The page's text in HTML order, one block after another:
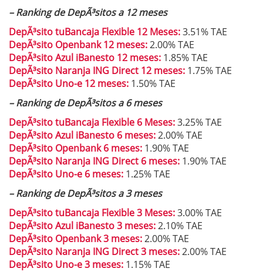
– Ranking de DepÃ³sitos a 12 meses
DepÃ³sito tuBancaja Flexible 12 Meses:3.51% TAE
DepÃ³sito Openbank 12 meses:2.00% TAE
DepÃ³sito Azul iBanesto 12 meses: 1.85% TAE
DepÃ³sito Naranja ING Direct 12 meses: 1.75% TAE
DepÃ³sito Uno-e 12 meses: 1.50% TAE
– Ranking de DepÃ³sitos a 6 meses
DepÃ³sito tuBancaja Flexible 6 Meses:3.25% TAE
DepÃ³sito Azul iBanesto 6 meses:2.00% TAE
DepÃ³sito Openbank 6 meses: 1.90% TAE
DepÃ³sito Naranja ING Direct 6 meses: 1.90% TAE
DepÃ³sito Uno-e 6 meses: 1.25% TAE
– Ranking de DepÃ³sitos a 3 meses
DepÃ³sito tuBancaja Flexible 3 Meses:3.00% TAE
DepÃ³sito Azul iBanesto 3 meses:2.10% TAE
DepÃ³sito Openbank 3 meses:2.00% TAE
DepÃ³sito Naranja ING Direct 3 meses:2.00% TAE
DepÃ³sito Uno-e 3 meses: 1.15% TAE